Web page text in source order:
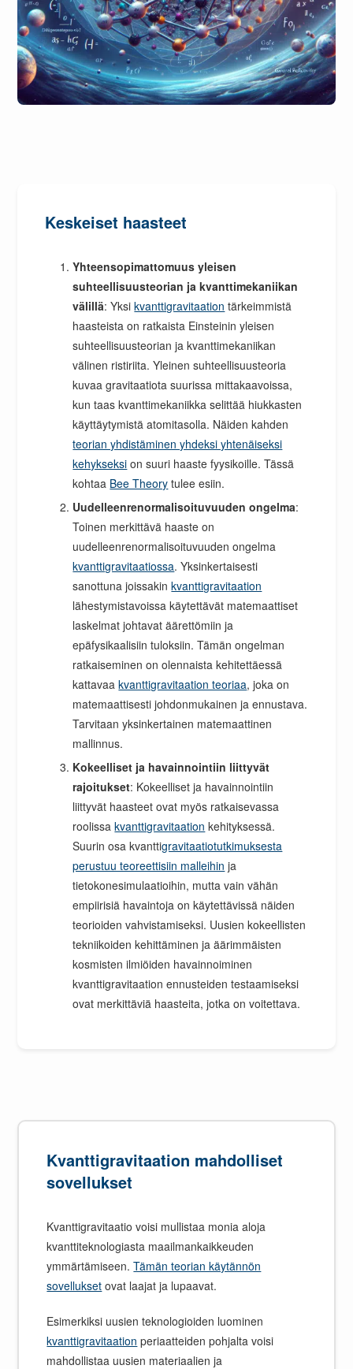
Keskeiset haasteet
Yhteensopimattomuus yleisen
suhteellisuusteorian ja kvanttimekaniikan
välillä: Yksikvanttigravitaation tärkeimmistä
haasteista on ratkaista Einsteinin yleisen
suhteellisuusteorian ja kvanttimekaniikan
välinen ristiriita. Yleinen suhteellisuusteoria
kuvaa gravitaatiota suurissa mittakaavoissa,
kun taas kvanttimekaniikka selittää hiukkasten
käyttäytymistä atomitasolla. Näiden kahden
teorian yhdistäminen yhdeksi yhtenäiseksi
kehykseksi on suuri haaste fyysikoille. Tässä
kohtaa Bee Theory tulee esiin.
Uudelleenrenormalisoituvuuden ongelma:
Toinen merkittävä haaste on
uudelleenrenormalisoituvuuden ongelma
kvanttigravitaatiossa. Yksinkertaisesti
sanottuna joissakinkvanttigravitaation
lähestymistavoissa käytettävät matemaattiset
laskelmat johtavat äärettömiin ja
epäfysikaalisiin tuloksiin. Tämän ongelman
ratkaiseminen on olennaista kehitettäessä
kattavaakvanttigravitaation teoriaa, joka on
matemaattisesti johdonmukainen ja ennustava.
Tarvitaan yksinkertainen matemaattinen
mallinnus.
Kokeelliset ja havainnointiin liittyvät
rajoitukset: Kokeelliset ja havainnointiin
liittyvät haasteet ovat myös ratkaisevassa
roolissakvanttigravitaation kehityksessä.
Suurin osa kvanttigravitaatiotutkimuksesta
perustuu teoreettisiin malleihin ja
tietokonesimulaatioihin, mutta vain vähän
empiirisiä havaintoja on käytettävissä näiden
teorioiden vahvistamiseksi. Uusien kokeellisten
tekniikoiden kehittäminen ja äärimmäisten
kosmisten ilmiöiden havainnoiminen
kvanttigravitaation ennusteiden testaamiseksi
ovat merkittäviä haasteita, jotka on voitettava.
Kvanttigravitaation mahdolliset
sovellukset
Kvanttigravitaatio voisi mullistaa monia aloja
kvanttiteknologiasta maailmankaikkeuden
ymmärtämiseen.Tämän teorian käytännön
sovellukset ovat laajat ja lupaavat.
Esimerkiksi uusien teknologioiden luominen
kvanttigravitaation periaatteiden pohjalta voisi
mahdollistaa uusien materiaalien ja